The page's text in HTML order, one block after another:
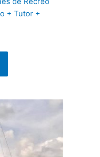
+ Tutor +
€.